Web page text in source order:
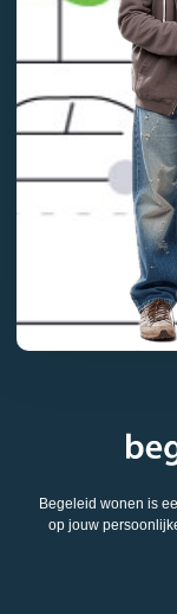
Begeleid wonen is
op jouw